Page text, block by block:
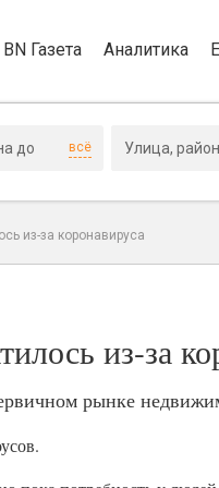
BN Газета Аналитика
всё
из-за коронавируса
из-за
рынке